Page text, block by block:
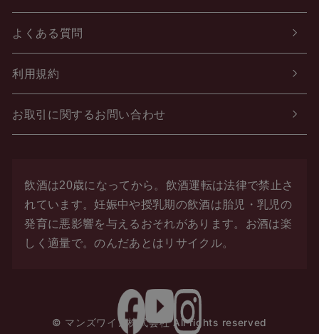
よくある質問
利用規約
お取引に関するお問い合わせ
飲酒は20歳になってから。飲酒運転は法律で禁止さ
れています。妊娠中や授乳期の飲酒は胎児・乳児の
発育に悪影響を与えるおそれがあります。お酒は楽
しく適量で。のんだあとはリサイクル。
© マンズワイン株式会社 All rights reserved